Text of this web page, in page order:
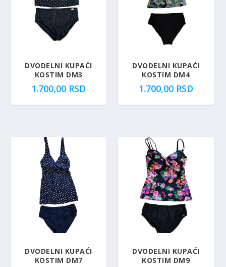
DVODELNI KUPAĆI
KOSTIM DM3
1.700,00 RSD
DVODELNI KUPAĆI
KOSTIM DM4
1.700,00 RSD
DVODELNI KUPAĆI
KOSTIM DM7
DVODELNI KUPAĆI
KOSTIM DM9